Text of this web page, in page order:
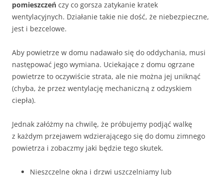
pomieszczeń czy co gorsza zatykanie kratek
wentylacyjnych. Działanie takie nie dość, że niebezpieczne,
jest i bezcelowe.
Aby powietrze w domu nadawało się do oddychania, musi
następować jego wymiana. Uciekające z domu ogrzane
powietrze to oczywiście strata, ale nie można jej uniknąć
(chyba, że przez wentylację mechaniczną z odzyskiem
ciepła).
Jednak załóżmy na chwilę, że próbujemy podjąć walkę
z każdym przejawem wdzierającego się do domu zimnego
powietrza i zobaczmy jaki będzie tego skutek.
Nieszczelne okna i drzwi uszczelniamy lub